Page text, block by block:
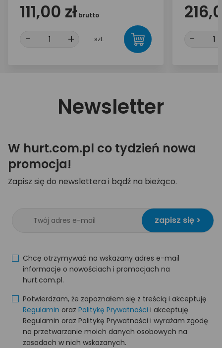
111,00 zł brutto
- + szt. -
Newsletter
W hurt.com.pl co tydzień nowa
promocja!
Zapisz się do newslettera i bądź na bieżąco.
zapisz się >
Chcę otrzymywać na wskazany adres e-mail
informacje o nowościach i promocjach na
hurt.com.pl.
Potwierdzam, że zapoznałem się z treścią i akceptuję
Regulamin oraz Politykę Prywatności i akceptuję
Regulamin oraz Politykę Prywatności i wyrażam zgodę
na przetwarzanie moich danych osobowych na
zasadach w nich wskazanych.